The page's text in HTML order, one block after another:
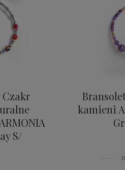
Czakr
S/
kamieni